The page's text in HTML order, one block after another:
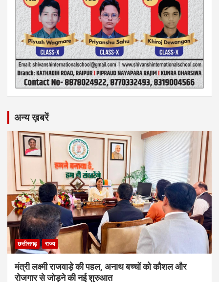
अन्य ख़बरें
छत्तीसगढ़ राज्य
मंत्री लक्ष्मी राजवाड़े की पहल, अनाथ बच्चों को कौशल और
रोजगार से जोड़ने की नई शुरुआत